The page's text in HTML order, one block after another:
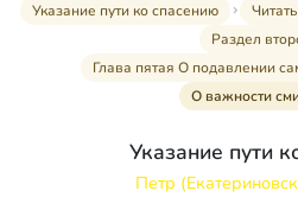
Указание пути ко спасению
Раздел
Глава пятая О подавлении
О важности
Указание пути
Петр